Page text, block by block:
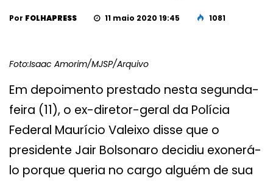
Por FOLHAPRESS 11 maio 2020 19:45 1081
Foto:Isaac Amorim/MJSP/Arquivo
Em depoimento prestado nesta segunda-
feira (11), o ex-diretor-geral da Polícia
Federal Maurício Valeixo disse que o
presidente Jair Bolsonaro decidiu exonerá-
lo porque queria no cargo alguém de sua